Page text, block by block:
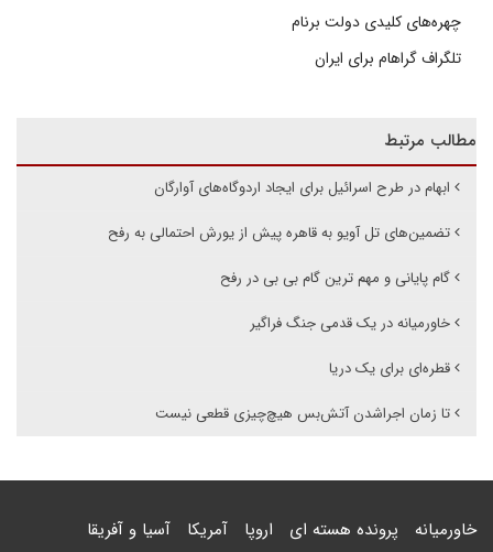
چهره‌های کلیدی دولت برنام
تلگراف گراهام برای ایران
مطالب مرتبط
ابهام در طرح اسرائیل برای ایجاد اردوگاه‌های آوارگان
تضمین‌های تل آویو به قاهره پیش از یورش احتمالی به رفح
گام پایانی و مهم ترین گام بی بی در رفح
خاورمیانه در یک قدمی جنگ فراگیر
قطره‌ای برای یک دریا
تا زمان اجراشدن آتش‌بس هیچ‌چیزی قطعی نیست
خاورمیانه پرونده هسته ای اروپا آمریکا آسیا و آفریقا